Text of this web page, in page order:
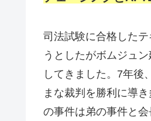
司法試験に合格した
うとしたがボムジュ
してきました。7年後
まな裁判を勝利に導
の事件は弟の事件と